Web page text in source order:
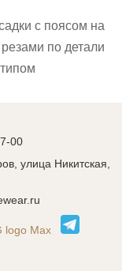
с поясом на
по детали
00
улица Никитская,